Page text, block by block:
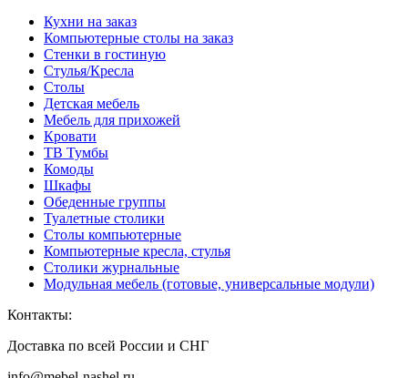
Кухни на заказ
Компьютерные столы на заказ
Стенки в гостиную
Стулья/Кресла
Столы
Детская мебель
Мебель для прихожей
Кровати
ТВ Тумбы
Комоды
Шкафы
Обеденные группы
Туалетные столики
Столы компьютерные
Компьютерные кресла, стулья
Столики журнальные
Модульная мебель (готовые, универсальные модули)
Контакты:
Доставка по всей России и СНГ